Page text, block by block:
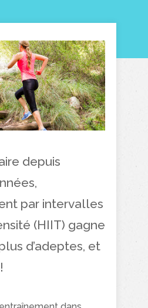
depuis
par intervalles
(HIIT) gagne
d’adeptes, et